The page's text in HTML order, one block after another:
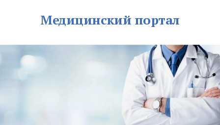
Медицинский портал